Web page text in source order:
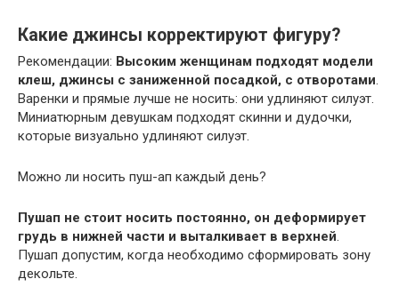
Какие джинсы корректируют фигуру?
Рекомендации: Высоким женщинам подходят модели
клеш, джинсы с заниженной посадкой, с отворотами.
Варенки и прямые лучше не носить: они удлиняют силуэт.
Миниатюрным девушкам подходят скинни и дудочки,
которые визуально удлиняют силуэт.
Можно ли носить пуш-ап каждый день?
Пушап не стоит носить постоянно, он деформирует
грудь в нижней части и выталкивает в верхней.
Пушап допустим, когда необходимо сформировать зону
декольте.